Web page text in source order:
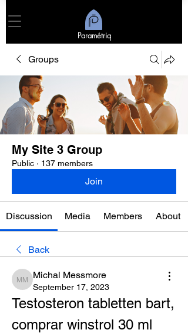
Paramétriq
Groups
My Site 3 Group
Public · 137 members
Join
Discussion Media Members About
Back
Michal Messmore
Michal Messmore
September 17, 2023
Testosteron tabletten bart,
comprar winstrol 30 ml